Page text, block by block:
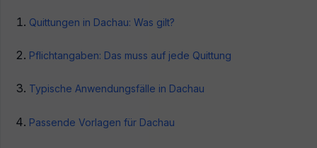
Quittungen in Dachau: Was gilt?
Pflichtangaben: Das muss auf jede Quittung
Typische Anwendungsfälle in Dachau
Passende Vorlagen für Dachau